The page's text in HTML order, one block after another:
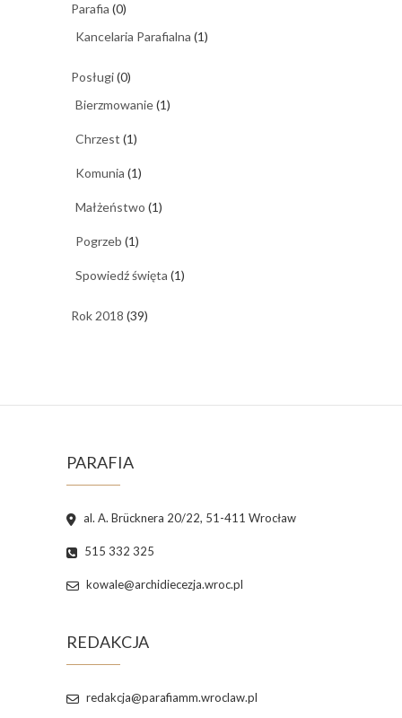
Parafia (0)
Kancelaria Parafialna (1)
Posługi(0)
Bierzmowanie(1)
Chrzest (1)
Komunia (1)
Małżeństwo (1)
Pogrzeb (1)
Spowiedź święta (1)
Rok 2018 (39)
PARAFIA
al. A. Brücknera 20/22, 51-411 Wrocław
515 332 325
kowale@archidiecezja.wroc.pl
REDAKCJA
redakcja@parafiamm.wroclaw.pl